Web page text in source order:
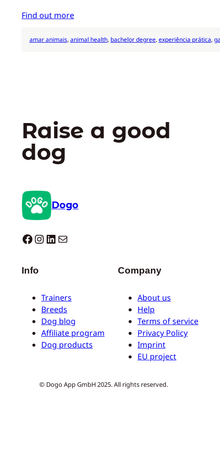
Find out more
amar animais, animal health, bachelor degree, experiência prática,
Raise a good
dog
Dogo
Dogo facebook InstagramLinkedIn E-mail
Info
Trainers
Breeds
Dog blog
Affiliate program
Dog products
Company
About us
Help
Terms of service
Privacy Policy
Imprint
EU project
© Dogo App GmbH 2025. All rights reserved.